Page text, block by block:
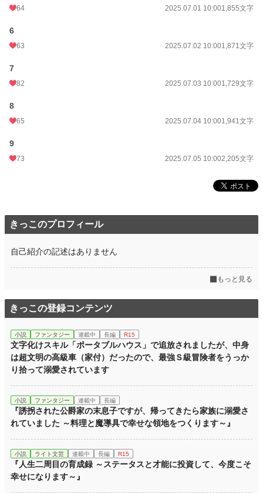
月間ポイント
年間ポイント
64 2025.07.01 10:001,855文字
6
63 2025.07.02 10:001,871文字
7
82 2025.07.03 10:001,729文字
8
65 2025.07.04 10:001,941文字
9
73 2025.07.05 10:002,205文字
きっこのプロフィール
自己紹介の記述はありません
もっと見る
きっこの登録コンテンツ
小説 ファンタジー 連載中 長編 R15
文字化けスキル「ポータブルハウス」で追放されましたが、中身
は超文明の高級車（家付）だったので、最強Ｓ級冒険者をうっか
り拾って溺愛されています
小説 ファンタジー 連載中 長編
『誘拐された公爵家の末息子ですが、帰ってきたら家族に溺愛さ
れていました ～料理と魔導具で幸せな領地をつくります～』
小説 ライト文芸 連載中 長編 R15
『人生二周目の育成録 ～ステータスと才能に投資して、今度こそ
幸せになります～』